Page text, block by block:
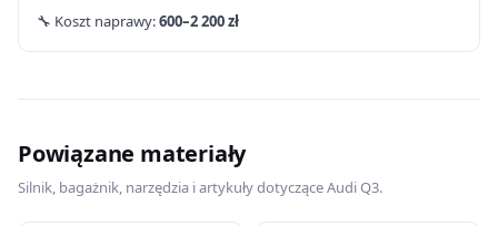
🔧 Koszt naprawy:600–2 200 zł
Powiązane materiały
Silnik, bagażnik, narzędzia i artykuły dotyczące Audi Q3.